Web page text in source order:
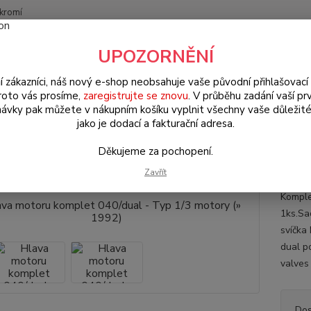
Hledat
Brouk Typ 1 (1938 » 03) Motory & díly (Engines & parts) Hlavy
dual - Typ 1/3 motory (» 1992)
motoru komplet 040/dual -
dual
valves
UPOZORNĚNÍ
zákazníci, náš nový e-shop neobsahuje vaše původní přihlašovací
vás prosíme, zaregistrujte se znovu. V průběhu zadání vaší
pak můžete v nákupním košíku vyplnit všechny vaše
jako je dodací a fakturační adresa.
Děkujeme za pochopení.
Zavřít